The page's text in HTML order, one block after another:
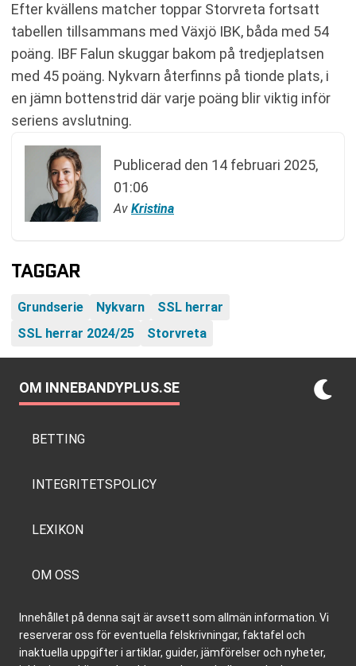
Efter kvällens matcher toppar Storvreta fortsatt
tabellen tillsammans med Växjö IBK, båda med 54
poäng. IBF Falun skuggar bakom på tredjeplatsen
med 45 poäng. Nykvarn återfinns på tionde plats, i
en jämn bottenstrid där varje poäng blir viktig inför
seriens avslutning.
Publicerad den 14 februari 2025,
01:06
Av Kristina
TAGGAR
Grundserie Nykvarn
SSL herrar
SSL herrar 2024/25
Storvreta
OM INNEBANDYPLUS.SE
BETTING
INTEGRITETSPOLICY
LEXIKON
OM OSS
Innehållet på denna sajt är avsett som allmän information. Vi
reserverar oss för eventuella felskrivningar, faktafel och
inaktuella uppgifter i artiklar, guider, jämförelser och nyheter,